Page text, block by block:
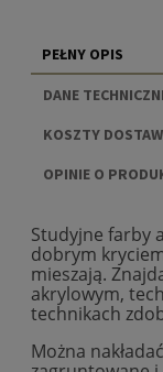
PEŁNY OPIS
DANE
KOSZTY
CENA NIE
OPINIE O
Studyjne farby
dobrym
mieszają.
akrylowym,
technikach
Można